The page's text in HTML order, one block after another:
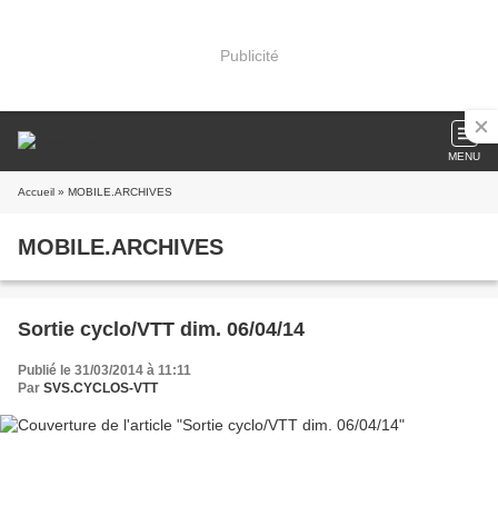
Publicité
MENU
Accueil » MOBILE.ARCHIVES
MOBILE.ARCHIVES
Sortie cyclo/VTT dim. 06/04/14
Publié le 31/03/2014 à 11:11
Par SVS.CYCLOS-VTT